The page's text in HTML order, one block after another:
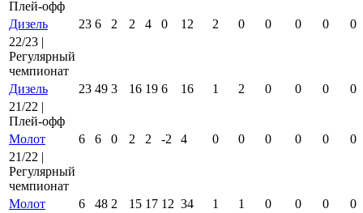
Плей-офф
Дизель
23 6 2 2 4 0 12 2 0 0 0 0
0
22/23 |
Регулярный
чемпионат
Дизель
23 49 3 16 19 6 16 1 2 0 0 0
0
21/22 |
Плей-офф
Молот
6 6 0 2 2 -2 4 0 0 0 0 0
0
21/22 |
Регулярный
чемпионат
Молот
6 48 2 15 17 12 34 1 1 0 0 0
0